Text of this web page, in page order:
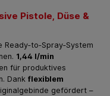
Pistole, Düse &
1,44 l/min
für produktives
Dank flexiblem
gefördert –